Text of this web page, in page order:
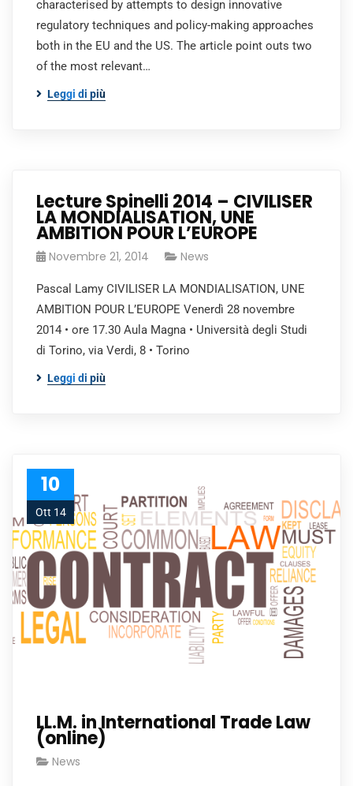
characterised by attempts to design innovative
regulatory techniques and policy-making approaches
both in the EU and the US. The article point outs two
of the most relevant…
Leggi di più
Lecture Spinelli 2014 – CIVILISER
LA MONDIALISATION, UNE
AMBITION POUR L’EUROPE
Novembre 21, 2014 News
Pascal Lamy CIVILISER LA MONDIALISATION, UNE
AMBITION POUR L’EUROPE Venerdì 28 novembre
2014 • ore 17.30 Aula Magna • Università degli Studi
di Torino, via Verdi, 8 • Torino
Leggi di più
10
Ott 14
LL.M. in International Trade Law
(online)
News